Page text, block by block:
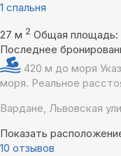
1 спальня
27 м 2 Общая площадь:
Последнее
420 м до моря
моря. Реальное
Вардане, Львовская
Показать
10 отзывов